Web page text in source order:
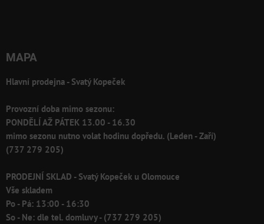
MAPA
Hlavní prodejna - Svatý Kopeček
Provozní doba mimo sezonu:
PONDĚLÍ AŽ PÁTEK 13.00 - 16.30
mimo sezonu nutno volat hodinu dopředu. (Leden - Zaří)
(737 279 205)
PRODEJNÍ SKLAD - Svatý Kopeček u Olomouce
Vše skladem
Po - Pá: 13:00 - 16:30
So - Ne: dle tel. domluvy - (737 279 205)